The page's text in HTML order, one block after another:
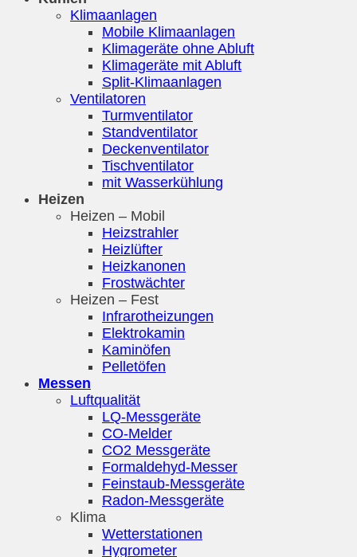
Klimaanlagen
Mobile Klimaanlagen
Klimageräte ohne Abluft
Klimageräte mit Abluft
Split-Klimaanlagen
Ventilatoren
Turmventilator
Standventilator
Deckenventilator
Tischventilator
mit Wasserkühlung
Heizen
Heizen – Mobil
Heizstrahler
Heizlüfter
Heizkanonen
Frostwächter
Heizen – Fest
Infrarotheizungen
Elektrokamin
Kaminöfen
Pelletöfen
Messen
Luftqualität
LQ-Messgeräte
CO-Melder
CO2 Messgeräte
Formaldehyd-Messer
Feinstaub-Messgeräte
Radon-Messgeräte
Klima
Wetterstationen
Hygrometer